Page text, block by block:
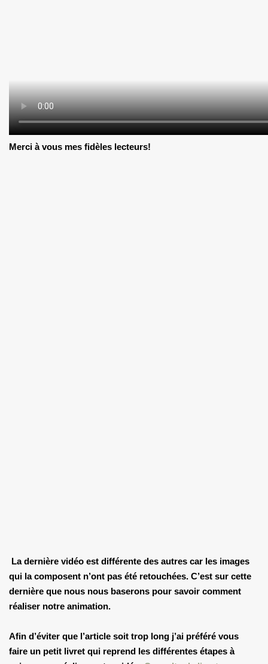
Merci à vous mes fidèles lecteurs!
La dernière vidéo est différente des autres car les images
qui la composent n’ont pas été retouchées. C’est sur cette
dernière que nous nous baserons pour savoir comment
réaliser notre animation.
Afin d’éviter que l’article soit trop long j’ai préféré vous
faire un petit livret qui reprend les différentes étapes à